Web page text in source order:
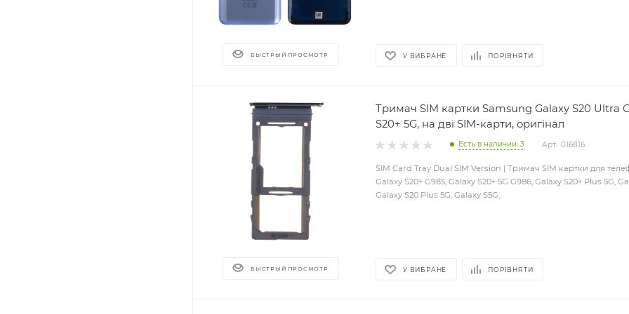
БЫСТРЫЙ ПРОСМОТР У ВИБРАНЕ ПОРІВНЯТИ
БЫСТРЫЙ ПРОСМОТР
Тримач SIM картки Samsung Galaxy S20 Ultra
S20+ 5G, на дві SIM-карти, оригінал
Есть в наличии: 3 Арт.: 016816
SIM Card Tray Dual SIM Version | Тримач SIM картки для
Galaxy S20+ G985, Galaxy S20+ 5G G986, Galaxy S20+ Plus 5G,
Galaxy S20 Plus 5G, Galaxy S5G,
У ВИБРАНЕ ПОРІВНЯТИ